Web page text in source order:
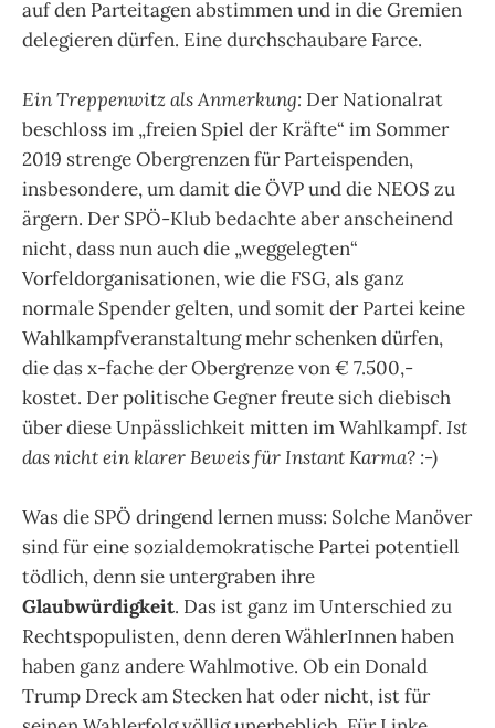
auf den Parteitagen abstimmen und in die Gremien
delegieren dürfen. Eine durchschaubare Farce.
Ein Treppenwitz als Anmerkung: Der Nationalrat
beschloss im „freien Spiel der Kräfte“ im Sommer
2019 strenge Obergrenzen für Parteispenden,
insbesondere, um damit die ÖVP und die NEOS zu
ärgern. Der SPÖ-Klub bedachte aber anscheinend
nicht, dass nun auch die „weggelegten“
Vorfeldorganisationen, wie die FSG, als ganz
normale Spender gelten, und somit der Partei keine
Wahlkampfveranstaltung mehr schenken dürfen,
die das x-fache der Obergrenze von € 7.500,-
kostet. Der politische Gegner freute sich diebisch
über diese Unpässlichkeit mitten im Wahlkampf. Ist
das nicht ein klarer Beweis für Instant Karma? :-)
Was die SPÖ dringend lernen muss: Solche Manöver
sind für eine sozialdemokratische Partei potentiell
tödlich, denn sie untergraben ihre
Glaubwürdigkeit. Das ist ganz im Unterschied zu
Rechtspopulisten, denn deren WählerInnen haben
haben ganz andere Wahlmotive. Ob ein Donald
Trump Dreck am Stecken hat oder nicht, ist für